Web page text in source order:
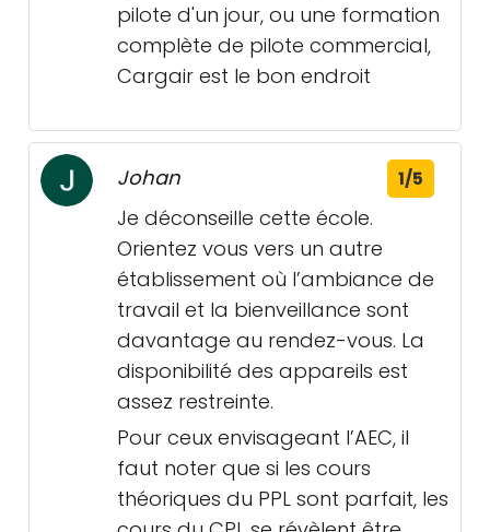
pilote d'un jour, ou une formation
complète de pilote commercial,
Cargair est le bon endroit
Johan 1/5
Je déconseille cette école.
Orientez vous vers un autre
établissement où l’ambiance de
travail et la bienveillance sont
davantage au rendez-vous. La
disponibilité des appareils est
assez restreinte.
Pour ceux envisageant l’AEC, il
faut noter que si les cours
théoriques du PPL sont parfait, les